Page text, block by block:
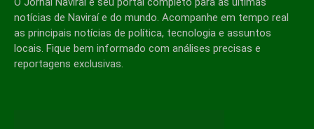
notícias de Naviraí e do mundo. Acompanhe em tempo real
as principais notícias de política, tecnologia e assuntos
locais. Fique bem informado com análises precisas e
reportagens exclusivas.